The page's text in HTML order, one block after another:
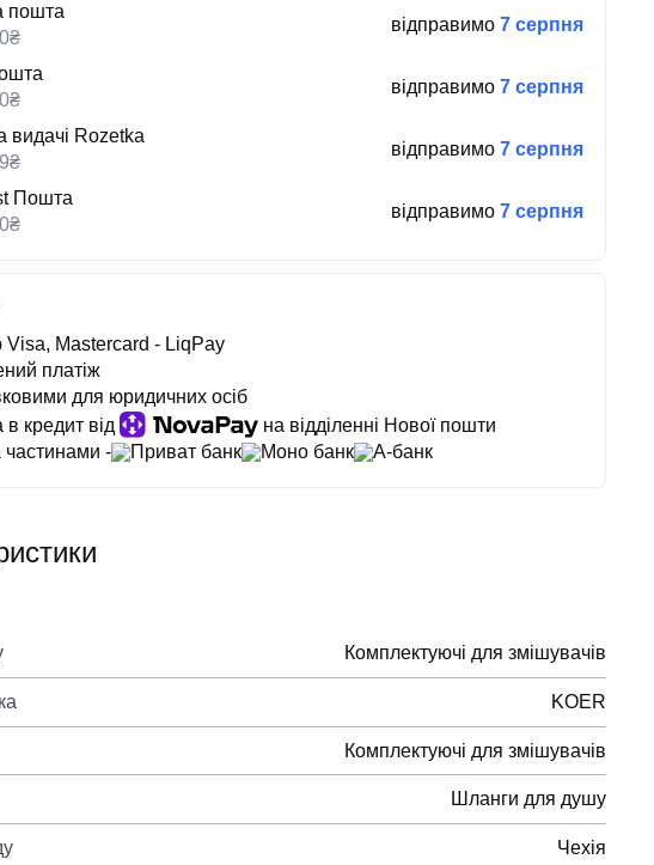
пошта
відправимо 7 серпня
відправимо 7 серпня
видачі Rozetka
відправимо 7 серпня
Пошта
відправимо 7 серпня
Visa, Mastercard - LiqPay
платіж
для юридичних осіб
в кредит від
на відділенні Нової пошти
частинами -
Приват банк Моно банк А-банк
Комплектуючі для змішувачів
KOER
Комплектуючі для змішувачів
Шланги для душу
Чехія